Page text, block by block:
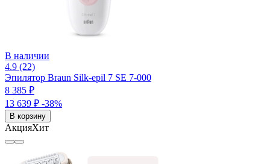
В наличии
4.9 (22)
Эпилятор Braun Silk-epil 7 SE 7-000
8 385 ₽
13 639 ₽ -38%
В корзину
АкцияХит